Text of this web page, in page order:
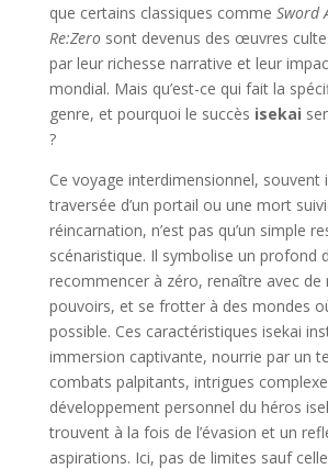
que certains classiques comme Sword
Re:Zerosont devenus des œuvres
par leur richesse narrative et leur
mondial. Mais qu’est-ce qui fait la
genre, et pourquoi le succès isekai
?
Ce voyage interdimensionnel, souvent
traversée d’un portail ou une mort
réincarnation, n’est pas qu’un simple
scénaristique. Il symbolise un profond
recommencer à zéro, renaître avec de
pouvoirs, et se frotter à des mondes
possible. Ces caractéristiques isekai
immersion captivante, nourrie par un
combats palpitants, intrigues
développement personnel du héros
trouvent à la fois de l’évasion et un
aspirations. Ici, pas de limites sauf